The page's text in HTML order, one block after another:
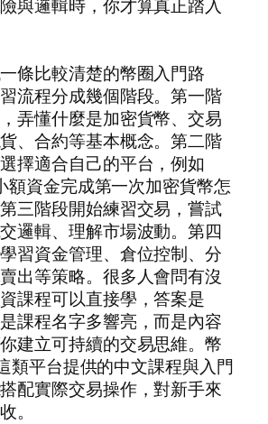
與邏輯時，你才算真正踏入
條比較清楚的幣圈入門路
流程分成幾個階段。第一階
弄懂什麼是加密貨幣、交易
、合約等基本概念。第二階
擇適合自己的平台，例如
額資金完成第一次加密貨幣怎
三階段開始練習交易，嘗試
邏輯、理解市場波動。第四
習資金管理、倉位控制、分
出等策略。很多人會問有沒
課程可以直接學，答案是
課程名字多響亮，而是內容
建立可持續的交易思維。幣
類平台提供的中文課程與入門
配實際交易操作，對新手來
。